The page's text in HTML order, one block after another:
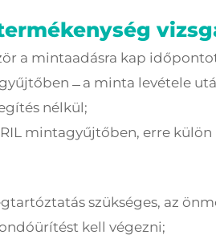
a mintaadásra kap
a minta levétele
nélkül;
mintagyűjtőben, erre külön
szükséges, az
kell végezni;